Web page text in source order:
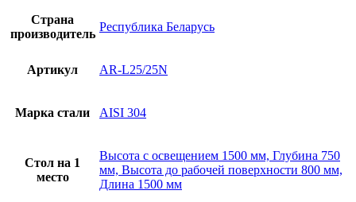
Страна
производитель
Республика Беларусь
Артикул AR-L25/25N
Марка стали AISI 304
Стол на 1
место
Высота с освещением 1500 мм, Глубина 750
мм, Высота до рабочей поверхности 800 мм,
Длина 1500 мм